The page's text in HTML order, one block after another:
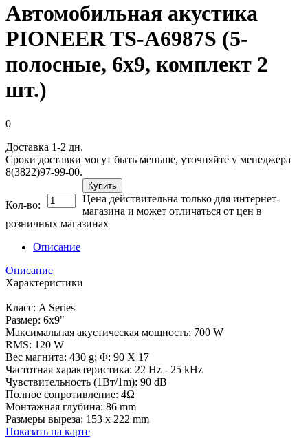
Автомобильная акустика
PIONEER TS-A6987S (5-
полосные, 6x9, комплект 2
шт.)
0
Доставка 1-2 дн.
Сроки доставки могут быть меньше, уточняйте у менеджера
8(3822)97-99-00.
Кол-во:
Купить
Цена действительна только для интернет-
магазина и может отличаться от цен в
розничных магазинах
Описание
Описание
Характеристики
Класс: A Series
Размер: 6х9"
Максимальная акустическая мощность: 700 W
RMS: 120 W
Вес магнита: 430 g; Φ: 90 X 17
Частотная характеристика: 22 Hz - 25 kHz
Чувствительность (1Вт/1m): 90 dB
Полное сопротивление: 4Ω
Монтажная глубина: 86 mm
Размеры выреза: 153 x 222 mm
Показать на карте